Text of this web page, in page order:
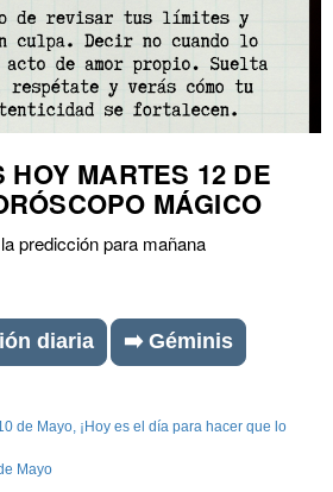
HOY MARTES 12 DE
MÁGICO
predicción para mañana
diaria ➡️ Géminis
de Mayo, ¡Hoy es el día para hacer que lo
Mayo